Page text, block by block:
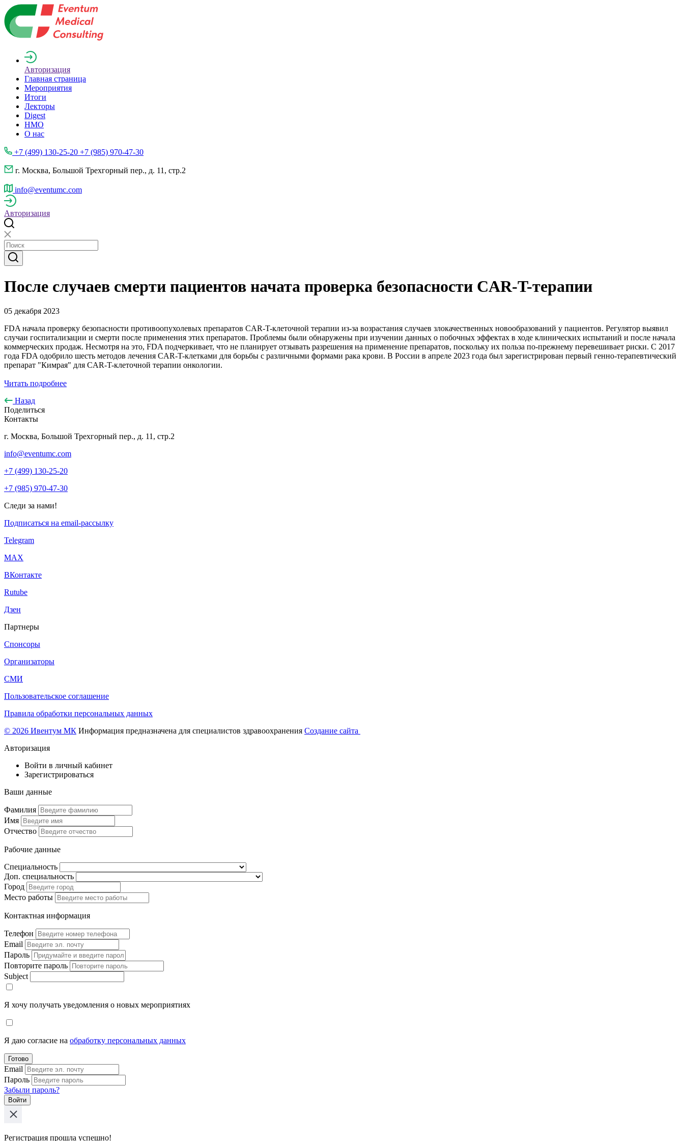
Авторизация
Главная страница
Мероприятия
Итоги
Лекторы
Digest
НМО
О нас
+7 (499) 130-25-20 +7 (985) 970-47-30
г. Москва, Большой Трехгорный пер., д. 11, стр.2
info@eventumc.com
Авторизация
После случаев смерти пациентов начата проверка безопасности CAR-T-терапии
05 декабря 2023
FDA начала проверку безопасности противоопухолевых препаратов CAR-T-клеточной терапии из-за возрастания случаев злокачественных новообразований у пациентов. Регулятор выявил
случаи госпитализации и смерти после применения этих препаратов. Проблемы были обнаружены при изучении данных о побочных эффектах в ходе клинических испытаний и после начала
коммерческих продаж. Несмотря на это, FDA подчеркивает, что не планирует отзывать разрешения на применение препаратов, поскольку их польза по-прежнему перевешивает риски. С 2017
года FDA одобрило шесть методов лечения CAR-T-клетками для борьбы с различными формами рака крови. В России в апреле 2023 года был зарегистрирован первый генно-терапевтический
препарат "Кимрая" для CAR-T-клеточной терапии онкологии.
Читать подробнее
Назад
Поделиться
Контакты
г. Москва, Большой Трехгорный пер., д. 11, стр.2
info@eventumc.com
+7 (499) 130-25-20
+7 (985) 970-47-30
Следи за нами!
Подписаться на email-рассылку
Telegram
МАХ
ВКонтакте
Rutube
Дзен
Партнеры
Спонсоры
Организаторы
СМИ
Пользовательское соглашение
Правила обработки персональных данных
© 2026 Ивентум МК Информация предназначена для специалистов здравоохранения Создание сайта
Авторизация
Войти в личный кабинет
Зарегистрироваться
Ваши данные
Фамилия
Имя
Отчество
Рабочие данные
Специальность
Доп. специальность
Город
Место работы
Контактная информация
Телефон
Email
Пароль
Повторите пароль
Subject
Я хочу получать уведомления о новых мероприятиях
Я даю согласие на обработку персональных данных
Готово
Email
Пароль
Забыли пароль?
Войти
Регистрация прошла успешно!